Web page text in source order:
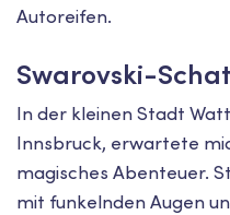
Autoreifen.
Swarovski-
In der kleinen Stadt
Innsbruck, erwartete
magisches Abenteuer.
mit funkelnden Augen